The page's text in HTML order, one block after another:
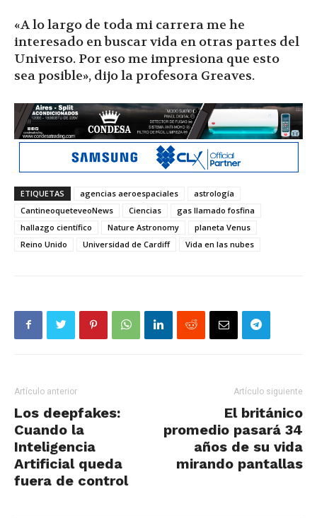
«A lo largo de toda mi carrera me he
interesado en buscar vida en otras partes del
Universo. Por eso me impresiona que esto
sea posible», dijo la profesora Greaves.
ETIQUETAS agencias aeroespaciales
astrología
CantineoqueteveoNews
Ciencias
gas llamado fosfina
hallazgo científico
Nature Astronomy
planeta Venus
Reino Unido
Universidad de Cardiff Vida en las nubes
Artículo anterior
Los deepfakes:
Cuando la
Inteligencia
Artificial queda
fuera de control
Artículo siguiente
El británico
promedio pasará 34
años de su vida
mirando pantallas